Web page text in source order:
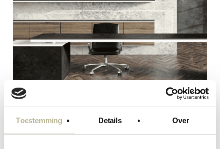
Toestemming Details Over
Deze collectie bestaat uit